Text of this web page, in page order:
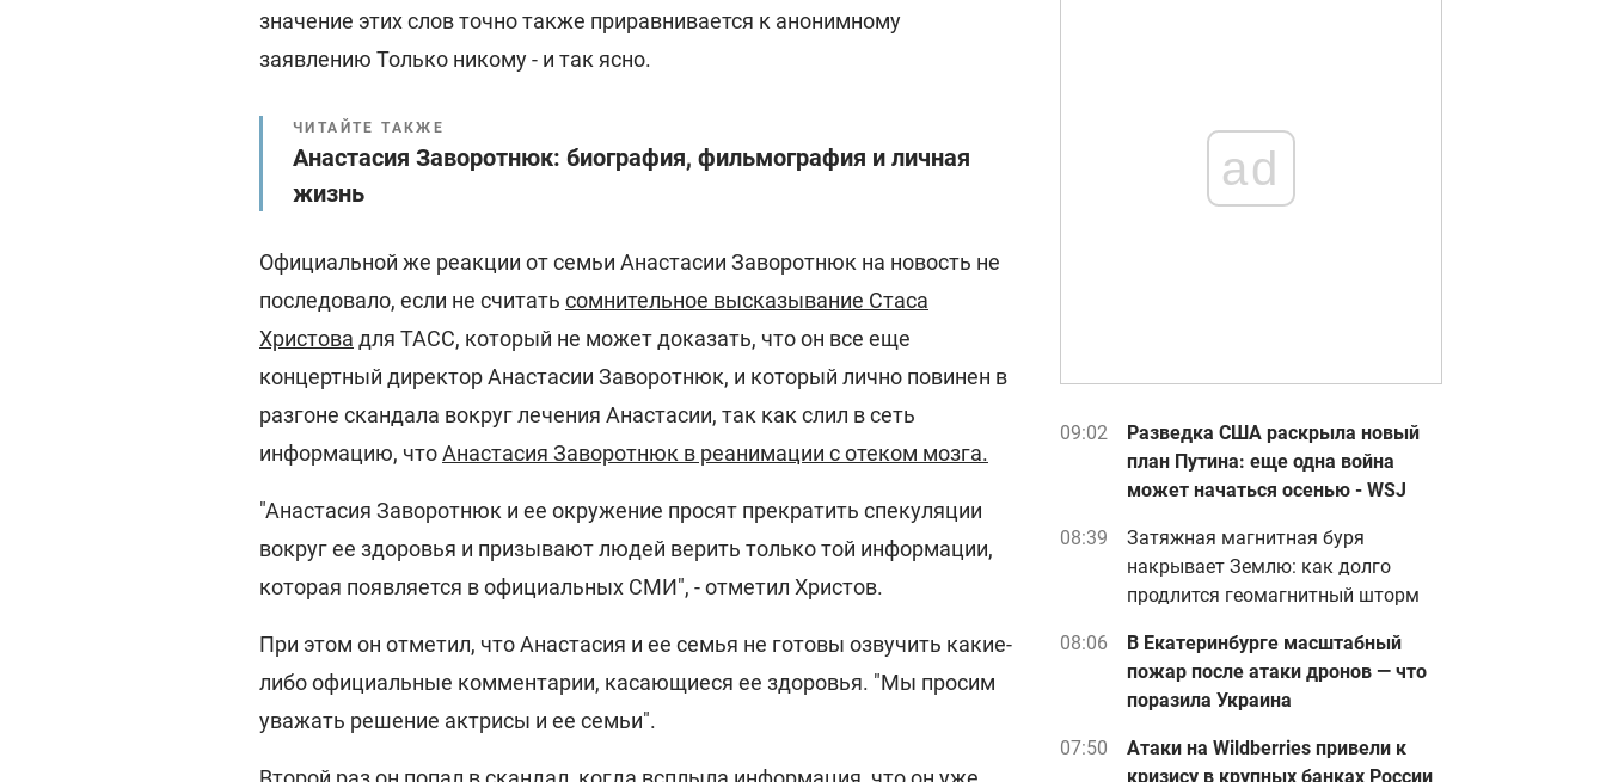
значение этих слов точно также приравнивается к анонимному
заявлению Только никому - и так ясно.
ЧИТАЙТЕ ТАКЖЕ
Анастасия Заворотнюк: биография, фильмография и личная
жизнь
Официальной же реакции от семьи Анастасии Заворотнюк на новость не
последовало, если не считать сомнительное высказывание Стаса
Христова для ТАСС, который не может доказать, что он все еще
концертный директор Анастасии Заворотнюк, и который лично повинен в
разгоне скандала вокруг лечения Анастасии, так как слил в сеть
информацию, чтоАнастасия Заворотнюк в реанимации с отеком мозга.
"Анастасия Заворотнюк и ее окружение просят прекратить спекуляции
вокруг ее здоровья и призывают людей верить только той информации,
которая появляется в официальных СМИ", - отметил Христов.
При этом он отметил, что Анастасия и ее семья не готовы озвучить какие-
либо официальные комментарии, касающиеся ее здоровья. "Мы просим
уважать решение актрисы и ее семьи".
ad
09:02
Разведка США раскрыла новый
план Путина: еще одна война
может начаться осенью - WSJ
08:39
Затяжная магнитная буря
накрывает Землю: как долго
продлится геомагнитный шторм
08:06
В Екатеринбурге масштабный
пожар после атаки дронов — что
поразила Украина
07:50
Атаки на Wildberries привели к
кризису в крупных банках России